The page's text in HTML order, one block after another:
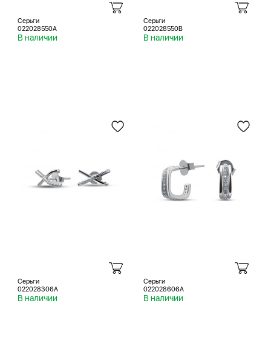
Серьги
022028550A
В наличии
Серьги
022028550B
В наличии
Серьги
022028306A
В наличии
Серьги
022028606A
В наличии